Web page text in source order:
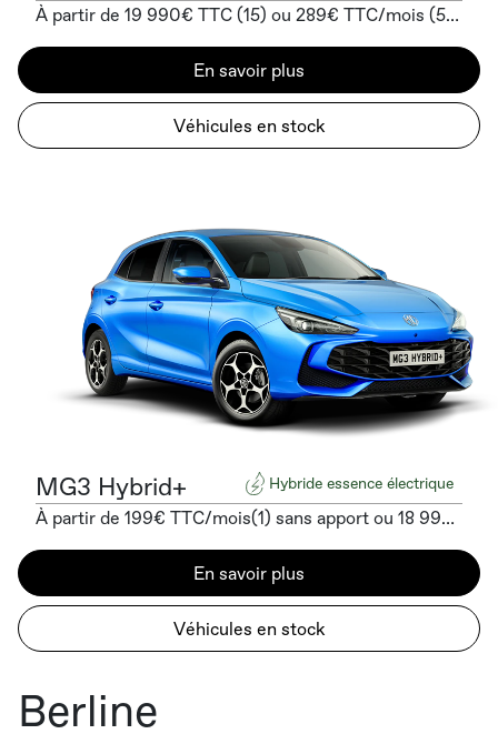
Berline
À partir de 19 990€ TTC (15) ou 289€ TTC/mois (5) sans apport
En savoir plus
Véhicules en stock
MG3 Hybrid+ Hybride essence électrique
À partir de 199€ TTC/mois(1) sans apport ou 18 990€ TTC(11)
En savoir plus
Véhicules en stock